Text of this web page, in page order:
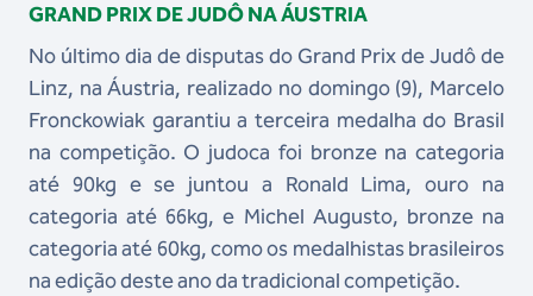
GRAND PRIX DE JUDÔ NA ÁUSTRIA
No último dia de disputas do Grand Prix de Judô de
Linz, na Áustria, realizado no domingo (9), Marcelo
Fronckowiak garantiu a terceira medalha do Brasil
na competição. O judoca foi bronze na categoria
até 90kg e se juntou a Ronald Lima, ouro na
categoria até 66kg, e Michel Augusto, bronze na
categoria até 60kg, como os medalhistas brasileiros
na edição deste ano da tradicional competição.